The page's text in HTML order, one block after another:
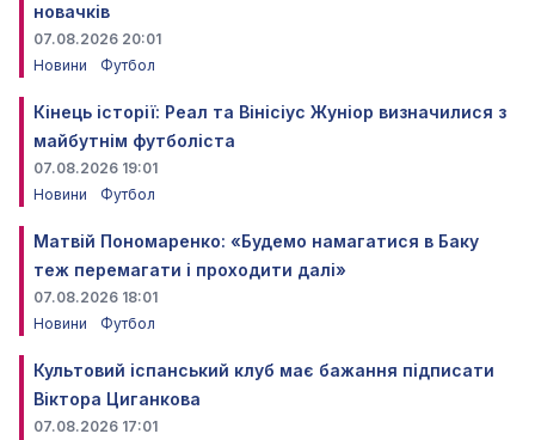
новачків
07.08.2026 20:01
Новини
Футбол
Кінець історії: Реал та Вінісіус Жуніор визначилися з
майбутнім футболіста
07.08.2026 19:01
Новини
Футбол
Матвій Пономаренко: «Будемо намагатися в Баку
теж перемагати і проходити далі»
07.08.2026 18:01
Новини
Футбол
Культовий іспанський клуб має бажання підписати
Віктора Циганкова
07.08.2026 17:01